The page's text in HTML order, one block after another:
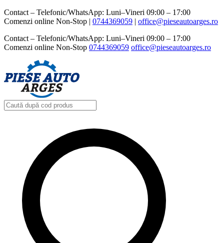
Contact – Telefonic/WhatsApp: Luni–Vineri 09:00 – 17:00
Comenzi online Non-Stop | 0744369059‬ | office@pieseautoarges.ro
Contact – Telefonic/WhatsApp: Luni–Vineri 09:00 – 17:00
Comenzi online Non-Stop 0744369059‬ office@pieseautoarges.ro